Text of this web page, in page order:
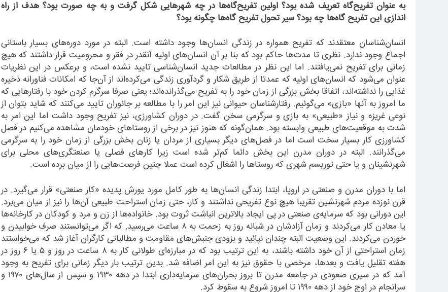
به عنوان تفریحگاه تعریف شده بود؟ اولین تفریحگاهها در چه شهرهایی شکل گرفت و به چه صورت بود؟ هدف از راه
اندازی این تفریح گاهها چه بود؟ سیر تحول تفریح گاهها چگونه بود؟
انسانشناسان معتقدند که تفریح همواره در زندگی انسانها وجود داشته است. البته در مورد دورههای بسیار باستانی
اجماع وجود ندارد. نظری تا مدتها حاکم بود که بنا بر آن انسانهای اولیه آنقدر در فقر و محرومیت قرار داشتند که هیچ
زمانی برای تفریح نمییافتند. اما این نظر در مطالعات جدید انسانشناسی تایید نشده است، و برعکس در این نظریات
عنوان میشود که انسانهای اولیه که عمدتا از طریق شکار و گردآوری زندگی میکردهاند از آنجا که امکانات فناورانه ذخیره
غذایی را نداشتهاند، اتفاقا بخش بزرگی از زمان خود را به تفریح میگذراندهاند؛ یعنی صرفا سرگرم کردن خود با رفتارهایی که
ما امروز به آنها «بازی» میگوئیم. رفتارشناسان حیوانی نیز این امر را با مطالعه بر جانوران تایید میکنند که شاید بتوان از
نوعی غریزه و نیاز «طبیعی» به بازی و سرگرمی سخن گفت. در دوران کشاورزی، نیز تفریح وجود داشت اما این امر به
شدت به موقعیتهای طبیعی وابسته بود. همانگونه که هنوز نیز در برخی از روستاهای خودمان مشاهده میکنیم در فصل
کشاورزی کار بسیار سخت است اما در فصلهای دیگر بسیاری از مردان یا زنان بخش بزرگی از زمان خود را به سرگرمی
میگذرانند. البته در دوران مدرن این بخش دائما کمتر شده است زیرا کارهای فصلی یا صنعتگریهای محلی برای
شهرنشینان و یا حتی توریسم شهری که روستاها را اشغال کرده است عملا چنین فرصتهایی را از میان برده است.
اما با دوران مدرن و صنعتی در اروپا، ابتدا زندگی انسانها به طور کامل مورد یورش پدیده «کار صنعتی» قرار میگیرد. در
قرن نوزده مردم شهرنشین تقریبا هیچ نوع تفریحی نداشتند و کار، حتی زمان استراحت طبیعی آنها را نیز از میان میبرد.
این دورانی بود که سرمایهی صنعتی در پی ایجاد بالاترین انباشت ثروت بود. خانوادهها از زن و مرد و کودکان در کارخانهها
یا معادن کار میکردند و زمان آزادشان در شبانه روز به زحمت به ۸ ساعت می رسید, که اگر میتوانستند صرف خوابیدن و
خوردن میکردند. این وضعیت البته چندان نپائید و بزودی جنبشهای مقاومت و مطالباتی کارگران آغاز شد که میخواستند
زمان استراحتی از آن خود داشته باشند، به این ترتیب بود که در مبارزه
ای طولانی کار به ۸ ساعت در روز و ۵ یا ۶ روز در
هفته تقلیل یافت و بعدها، مرخصی با حقوق نیز به این امر اضافه شد. بدین ترتیب بار دیگر زمانی برای تفریح به وجود
آمد که در سیری صعودی در جامعه مدرن تا بروز بحرانهای سرمایهداری ابتدا در دهه ۱۹۳۰ و سپس از سال
های ۱۹۷۰ و